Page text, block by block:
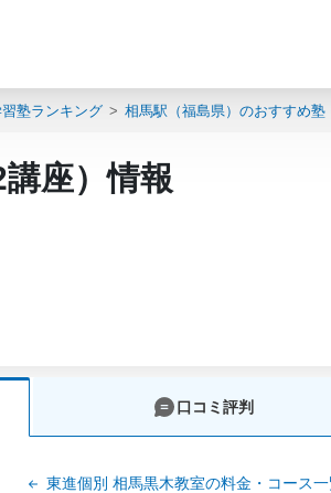
塾ランキング 相馬駅（福島県）のおすすめ塾
座）情報
口コミ評判
東進個別 相馬黒木教室の料金・コース